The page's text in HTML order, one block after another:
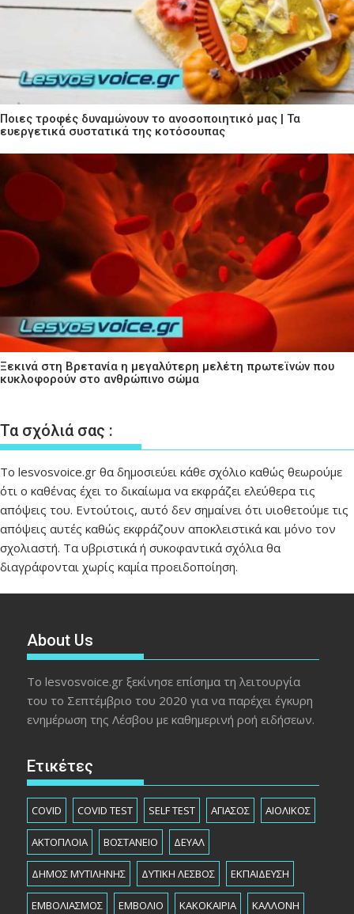
Ποιες τροφές δυναμώνουν το ανοσοποιητικό μας | Τα
ευεργετικά συστατικά της κοτόσουπας
Ξεκινά στη Βρετανία η μεγαλύτερη μελέτη πρωτεϊνών που
κυκλοφορούν στο ανθρώπινο σώμα
Τα σχόλιά σας :
Το lesvosvoice.gr θα δημοσιεύει κάθε σχόλιο καθώς θεωρούμε
ότι ο καθένας έχει το δικαίωμα να εκφράζει ελεύθερα τις
απόψεις του. Εντούτοις, αυτό δεν σημαίνει ότι υιοθετούμε τις
απόψεις αυτές καθώς εκφράζουν αποκλειστικά και μόνο τον
σχολιαστή. Τα υβριστικά ή συκοφαντικά σχόλια θα
διαγράφονται χωρίς καμία προειδοποίηση.
About Us
Το lesvosvoice.gr ξεκίνησε επίσημα τη λειτουργία
του το Σεπτέμβριο του 2020 για να παρέχει έγκυρη
ενημέρωση της Λέσβου με καθημερινή ροή ειδήσεων.
Ετικέτες
COVID COVID TEST SELF TEST ΑΓΙΑΣΟΣ ΑΙΟΛΙΚΟΣ
ΑΚΤΟΠΛΟΙΑ ΒΟΣΤΑΝΕΙΟ ΔΕΥΑΛ
ΔΗΜΟΣ ΜΥΤΙΛΗΝΗΣ ΔΥΤΙΚΗ ΛΕΣΒΟΣ ΕΚΠΑΙΔΕΥΣΗ
ΕΜΒΟΛΙΑΣΜΟΣ ΕΜΒΟΛΙΟ ΚΑΚΟΚΑΙΡΙΑ ΚΑΛΛΟΝΗ